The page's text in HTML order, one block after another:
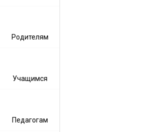
Родителям
Учащимся
Педагогам